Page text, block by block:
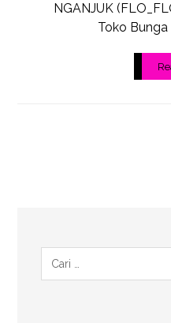
NGANJUK
Toko Bunga